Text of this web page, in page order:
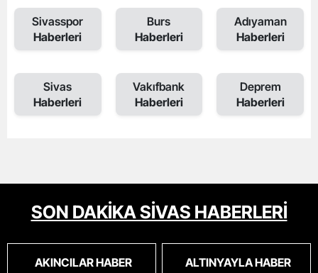
Sivasspor
Haberleri
Burs
Haberleri
Adıyaman
Haberleri
Sivas
Haberleri
Vakıfbank
Haberleri
Deprem
Haberleri
SON DAKİKA SİVAS HABERLERİ
AKINCILAR HABER ALTINYAYLA HABER